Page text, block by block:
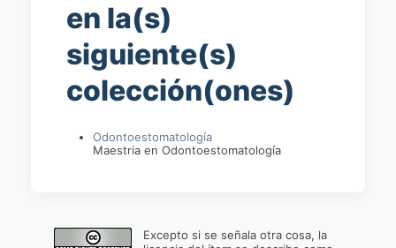
en la(s)
siguiente(s)
colección(ones)
Odontoestomatología
Maestria en Odontoestomatología
Excepto si se señala otra cosa, la